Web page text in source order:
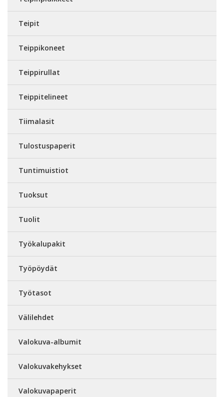
Teipit
Teippikoneet
Teippirullat
Teippitelineet
Tiimalasit
Tulostuspaperit
Tuntimuistiot
Tuoksut
Tuolit
Työkalupakit
Työpöydät
Työtasot
Välilehdet
Valokuva-albumit
Valokuvakehykset
Valokuvapaperit